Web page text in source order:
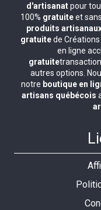
d'artisanatpour
100% gratuiteet
produits
gratuitede Créations
en ligne
gratuite
autres options.
notre boutique en
artisans québécois